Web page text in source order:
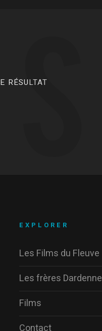
RÉSULTAT
EXPLORER
Les Films du Fleuve
Les frères Dardenne
Films
Contact